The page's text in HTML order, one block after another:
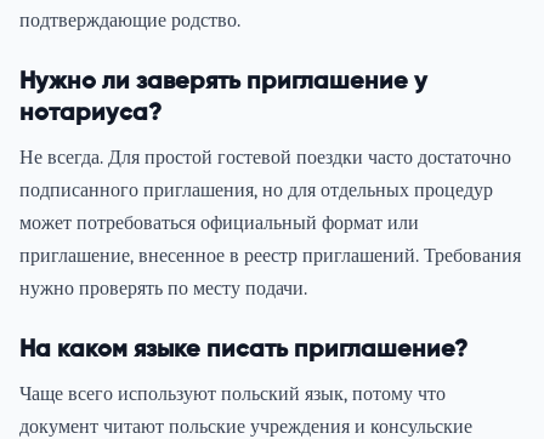
подтверждающие родство.
Нужно ли заверять приглашение у
нотариуса?
Не всегда. Для простой гостевой поездки часто достаточно
подписанного приглашения, но для отдельных процедур
может потребоваться официальный формат или
приглашение, внесенное в реестр приглашений. Требования
нужно проверять по месту подачи.
На каком языке писать приглашение?
Чаще всего используют польский язык, потому что
документ читают польские учреждения и консульские